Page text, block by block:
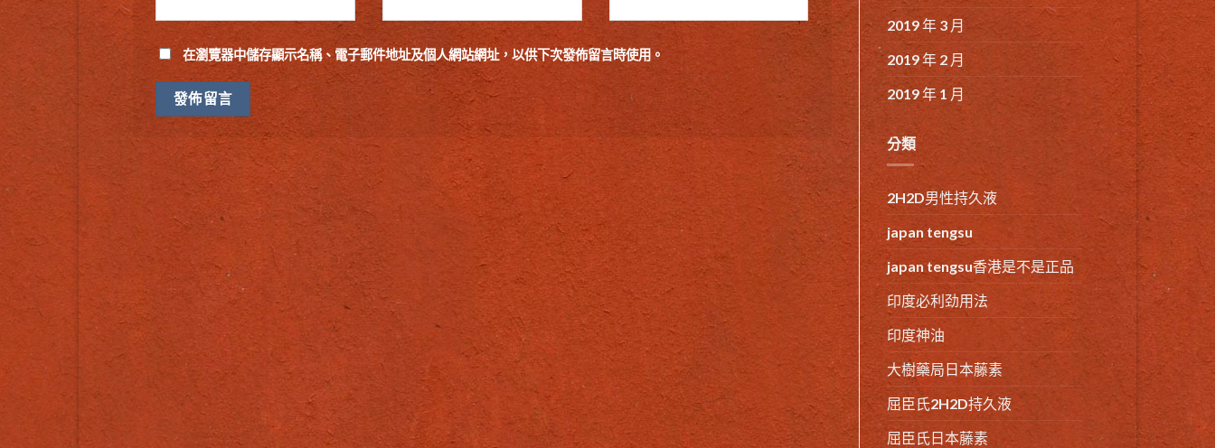
在瀏覽器中儲存顯示名稱、電子郵件地址及個人網站網址，以供下次發佈留言時使用。
2019 年 3 月
2019 年 2 月
2019 年 1 月
分類
2H2D男性持久液
japan tengsu
japan tengsu香港是不是正品
印度必利劲用法
印度神油
大樹藥局日本藤素
屈臣氏2H2D持久液
屈臣氏日本藤素